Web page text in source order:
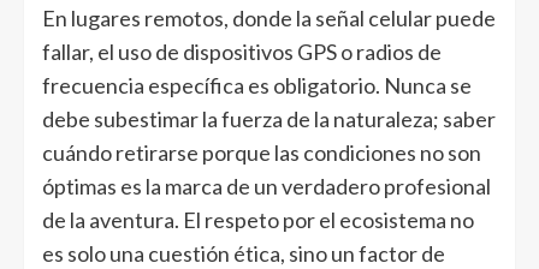
En lugares remotos, donde la señal celular puede
fallar, el uso de dispositivos GPS o radios de
frecuencia específica es obligatorio. Nunca se
debe subestimar la fuerza de la naturaleza; saber
cuándo retirarse porque las condiciones no son
óptimas es la marca de un verdadero profesional
de la aventura. El respeto por el ecosistema no
es solo una cuestión ética, sino un factor de